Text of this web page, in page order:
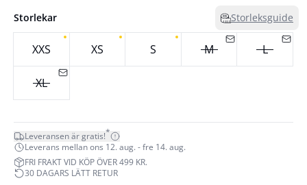
Storlekar Storleksguide
XXS XS S M L
XL
Leveransen är gratis!*
Leverans mellan ons 12. aug. - fre 14. aug.
FRI FRAKT VID KÖP ÖVER 499 KR.
30 DAGARS LÄTT RETUR